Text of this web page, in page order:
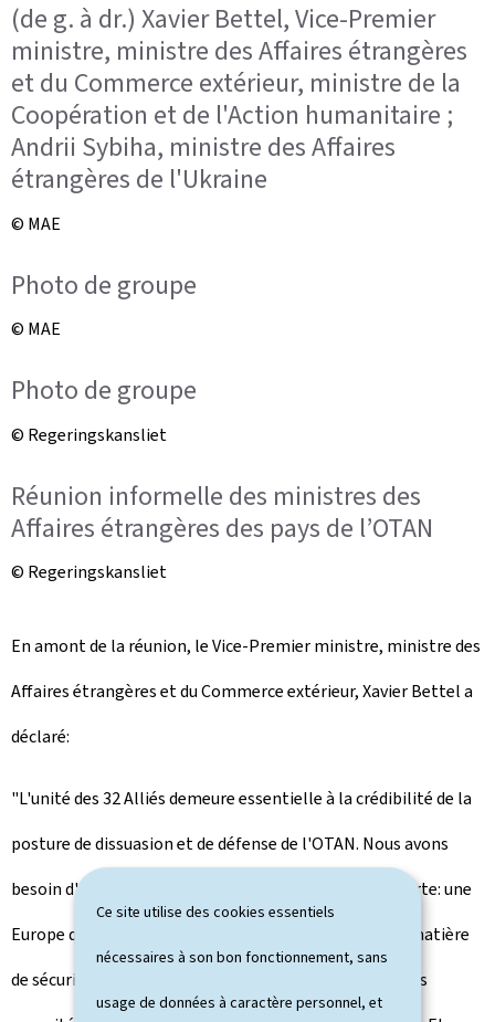
Ce site utilise des cookies essentiels
nécessaires à son bon fonctionnement, sans
usage de données à caractère personnel, et
(de g. à dr.) Xavier Bettel, Vice-Premier
ministre, ministre des Affaires étrangères
et du Commerce extérieur, ministre de la
Coopération et de l'Action humanitaire ;
Andrii Sybiha, ministre des Affaires
étrangères de l'Ukraine
© MAE
Photo de groupe
© MAE
Photo de groupe
© Regeringskansliet
Réunion informelle des ministres des
Affaires étrangères des pays de l’OTAN
© Regeringskansliet
En amont de la réunion, le Vice-Premier ministre, ministre des
Affaires étrangères et du Commerce extérieur, Xavier Bettel a
déclaré:
"L'unité des 32 Alliés demeure essentielle à la crédibilité de la
posture de dissuasion et de défense de l'OTAN. Nous avons
besoin d'une Europe plus forte dans une OTAN plus forte: une
Europe qui assume davantage ses responsabilités en matière
de sécurité et de défense et qui continue à renforcer ses